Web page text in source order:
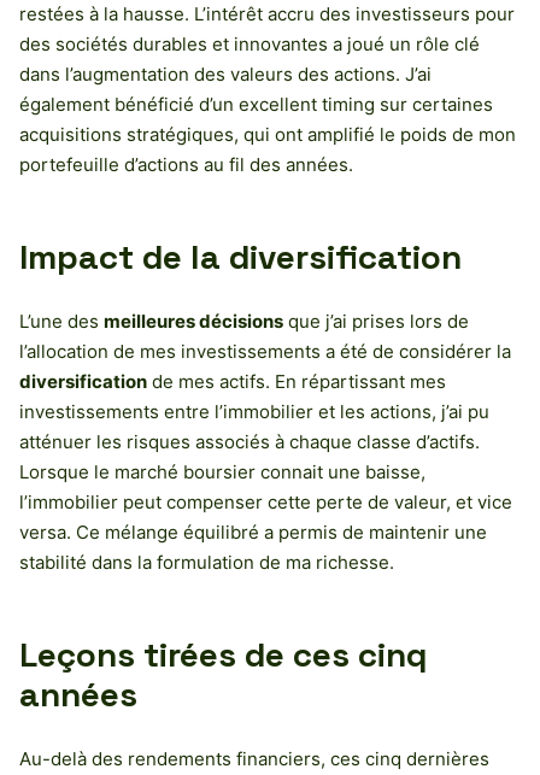
restées à la hausse. L’intérêt accru des investisseurs pour
des sociétés durables et innovantes a joué un rôle clé
dans l’augmentation des valeurs des actions. J’ai
également bénéficié d’un excellent timing sur certaines
acquisitions stratégiques, qui ont amplifié le poids de mon
portefeuille d’actions au fil des années.
Impact de la diversification
L’une des meilleures décisions que j’ai prises lors de
l’allocation de mes investissements a été de considérer la
diversification de mes actifs. En répartissant mes
investissements entre l’immobilier et les actions, j’ai pu
atténuer les risques associés à chaque classe d’actifs.
Lorsque le marché boursier connait une baisse,
l’immobilier peut compenser cette perte de valeur, et vice
versa. Ce mélange équilibré a permis de maintenir une
stabilité dans la formulation de ma richesse.
Leçons tirées de ces cinq
années
Au-delà des rendements financiers, ces cinq dernières